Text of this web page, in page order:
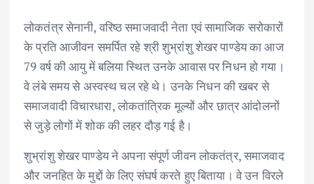
लोकतंत्र सेनानी, वरिष्ठ समाजवादी नेता एवं सामाजिक सरोकारों
के प्रति आजीवन समर्पित रहे श्री शुभ्रांशु शेखर पाण्डेय का आज
79 वर्ष की आयु में बलिया स्थित उनके आवास पर निधन हो गया।
वे लंबे समय से अस्वस्थ चल रहे थे। उनके निधन की खबर से
समाजवादी विचारधारा, लोकतांत्रिक मूल्यों और छात्र आंदोलनों
से जुड़े लोगों में शोक की लहर दौड़ गई है।
शुभ्रांशु शेखर पाण्डेय ने अपना संपूर्ण जीवन लोकतंत्र, समाजवाद
और जनहित के मुद्दों के लिए संघर्ष करते हुए बिताया। वे उन विरले